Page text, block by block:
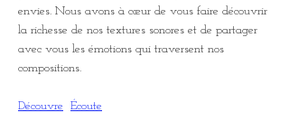
envies. Nous avons à cœur de vous faire découvrir
la richesse de nos textures sonores et de partager
avec vous les émotions qui traversent nos
compositions.
Découvre Écoute